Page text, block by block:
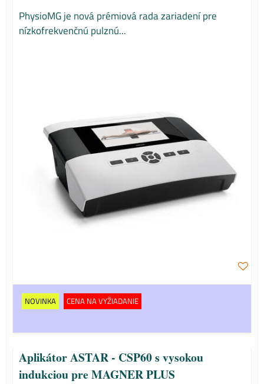
PhysioMG je nová prémiová rada zariadení pre
nízkofrekvenčnú pulznú...
NOVINKA CENA NA VYŽIADANIE
Aplikátor ASTAR - CSP60 s vysokou
indukciou pre MAGNER PLUS